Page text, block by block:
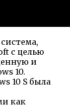
с целью
и
10.
10 S была
как